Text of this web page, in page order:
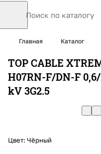
Главная Каталог
TOP CABLE
H07RN-F/DN-F
kV 3G2.5
Цвет: Чёрный